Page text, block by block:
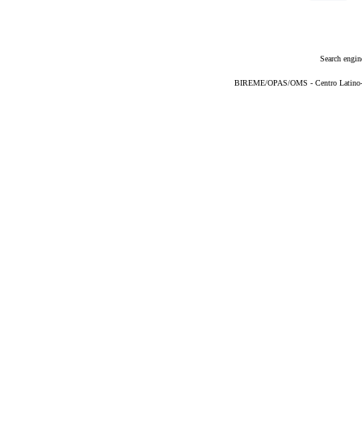
Search
BIREME/OPAS/OMS - Centro Latino-